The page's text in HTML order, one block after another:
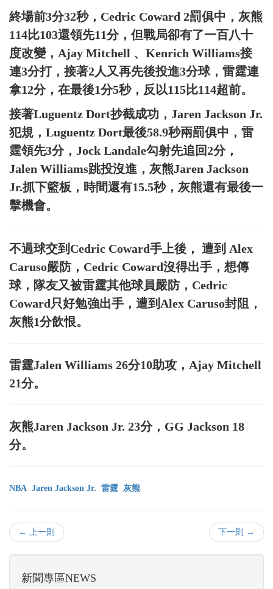
終場前3分32秒，Cedric Coward 2罰俱中，灰熊
114比103還領先11分，但戰局卻有了一百八十
度改變，Ajay Mitchell 、Kenrich Williams接
連3分打，接著2人又再先後投進3分球，雷霆連
拿12分，在最後1分5秒，反以115比114超前。
接著Luguentz Dort抄截成功，Jaren Jackson Jr.
犯規，Luguentz Dort最後58.9秒兩罰俱中，雷
霆領先3分，Jock Landale勾射先追回2分，
Jalen Williams跳投沒進，灰熊Jaren Jackson
Jr.抓下籃板，時間還有15.5秒，灰熊還有最後一
擊機會。
不過球交到Cedric Coward手上後， 遭到 Alex
Caruso嚴防，Cedric Coward沒得出手，想傳
球，隊友又被雷霆其他球員嚴防，Cedric
Coward只好勉強出手，遭到Alex Caruso封阻，
灰熊1分飲恨。
雷霆Jalen Williams 26分10助攻，Ajay Mitchell
21分。
灰熊Jaren Jackson Jr. 23分，GG Jackson 18
分。
NBA Jaren Jackson Jr. 雷霆 灰熊
← 上一則 下一則 →
新聞專區NEWS